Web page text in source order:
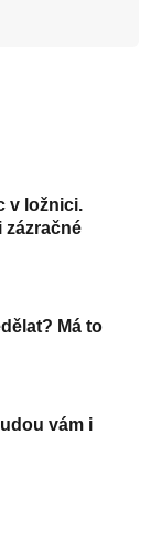
v ložnici.
zázračné
Má to
vám i